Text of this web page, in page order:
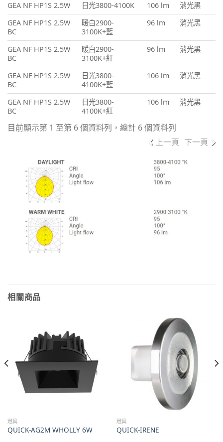
GEA NF HP1S 2.5W
日光3800-4100K 106 lm
消光黑
GEA NF HP1S 2.5W
BC
暖白2900-
3100K+藍
96 lm 消光黑
GEA NF HP1S 2.5W
BC
暖白2900-
3100K+紅
96 lm 消光黑
GEA NF HP1S 2.5W
BC
日光3800-
4100K+藍
106 lm 消光黑
GEA NF HP1S 2.5W
BC
日光3800-
4100K+紅
106 lm 消光黑
目前顯示第 1 至第 6 個資料列，總計 6 個資料列
上一頁 下一頁
相關商品
燈具
QUICK-AG2M WHOLLY 6W
燈具
QUICK-IRENE